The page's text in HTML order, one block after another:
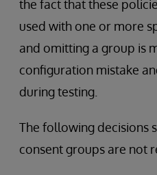
the fact that these
used with one or more
and omitting a group is
configuration mistake
during testing.
The following decisions
consent groups are not